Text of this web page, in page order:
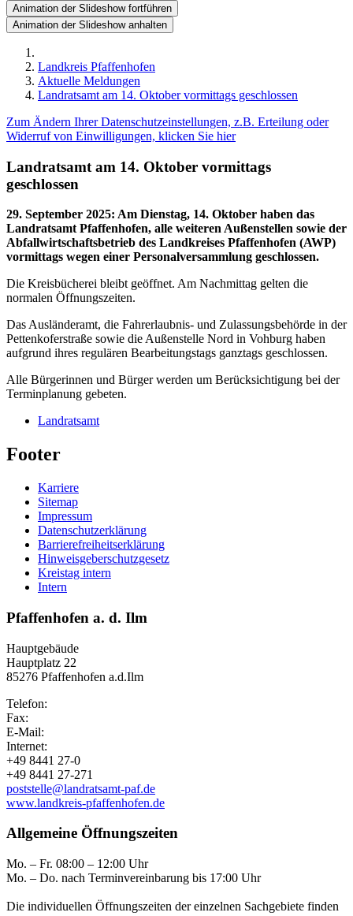
Animation der Slideshow fortführen
Animation der Slideshow anhalten
Landkreis Pfaffenhofen
Aktuelle Meldungen
Landratsamt am 14. Oktober vormittags geschlossen
Zum Ändern Ihrer Datenschutzeinstellungen, z.B. Erteilung oder
Widerruf von Einwilligungen, klicken Sie hier
Landratsamt am 14. Oktober vormittags
geschlossen
29. September 2025: Am Dienstag, 14. Oktober haben das
Landratsamt Pfaffenhofen, alle weiteren Außenstellen sowie der
Abfallwirtschaftsbetrieb des Landkreises Pfaffenhofen (AWP)
vormittags wegen einer Personalversammlung geschlossen.
Die Kreisbücherei bleibt geöffnet. Am Nachmittag gelten die
normalen Öffnungszeiten.
Das Ausländeramt, die Fahrerlaubnis- und Zulassungsbehörde in der
Pettenkoferstraße sowie die Außenstelle Nord in Vohburg haben
aufgrund ihres regulären Bearbeitungstags ganztags geschlossen.
Alle Bürgerinnen und Bürger werden um Berücksichtigung bei der
Terminplanung gebeten.
Landratsamt
Footer
Karriere
Sitemap
Impressum
Datenschutzerklärung
Barrierefreiheitserklärung
Hinweisgeberschutzgesetz
Kreistag intern
Intern
Pfaffenhofen a. d. Ilm
Hauptgebäude
Hauptplatz 22
85276 Pfaffenhofen a.d.Ilm
Telefon:
Fax:
E-Mail:
Internet:
+49 8441 27-0
+49 8441 27-271
poststelle@landratsamt-paf.de
www.landkreis-pfaffenhofen.de
Allgemeine Öffnungszeiten
Mo. – Fr. 08:00 – 12:00 Uhr
Mo. – Do. nach Terminvereinbarung bis 17:00 Uhr
Die individuellen Öffnungszeiten der einzelnen Sachgebiete finden